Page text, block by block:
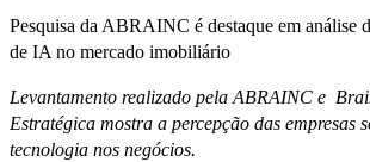
Pesquisa da ABRAINC é destaque em análise
de IA no mercado imobiliário
Levantamento realizado pela ABRAINC e
Estratégica mostra a percepção das empresas
tecnologia nos negócios.